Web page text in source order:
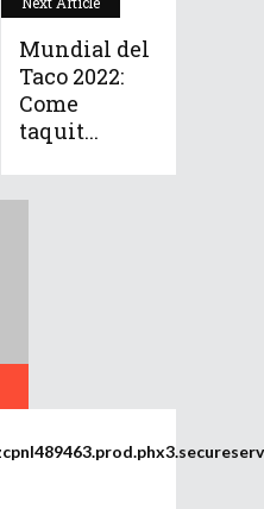
Mundial del
Taco 2022:
Come
taquit...